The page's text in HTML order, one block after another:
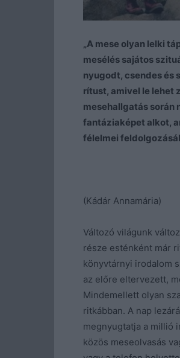
„A mese olyan lelki
mesélés sajátos
nyugodt, csendes és
rítust, amivel le lehet
mesehallgatás során
fantáziaképet alkot,
félelmei
(Kádár Annamária)
Változó világunk
része esténként már
könyvtárnyi irodalom
az előre eltervezett,
Mindemellett olyan
ritkábban. A nap
megnyugtatja a millió
közös meseolvasás